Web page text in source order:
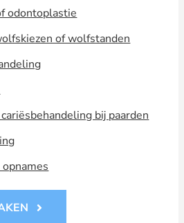
odontoplastie
of wolfstanden
bij paarden